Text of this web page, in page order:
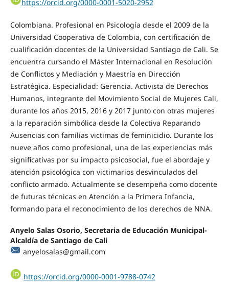
https://orcid.org/0000-0001-5020-2952
Colombiana. Profesional en Psicología desde el 2009 de la
Universidad Cooperativa de Colombia, con certificación de
cualificación docentes de la Universidad Santiago de Cali. Se
encuentra cursando el Máster Internacional en Resolución
de Conflictos y Mediación y Maestría en Dirección
Estratégica. Especialidad: Gerencia. Activista de Derechos
Humanos, integrante del Movimiento Social de Mujeres Cali,
durante los años 2015, 2016 y 2017 junto con otras mujeres
a la reparación simbólica desde la Colectiva Reparando
Ausencias con familias victimas de feminicidio. Durante los
nueve años como profesional, una de las experiencias más
significativas por su impacto psicosocial, fue el abordaje y
atención psicológica con victimarios desvinculados del
conflicto armado. Actualmente se desempeña como docente
de futuras técnicas en Atención a la Primera Infancia,
formando para el reconocimiento de los derechos de NNA.
Anyelo Salas Osorio, Secretaria de Educación Municipal-
Alcaldía de Santiago de Cali
anyelosalas@gmail.com
https://orcid.org/0000-0001-9788-0742